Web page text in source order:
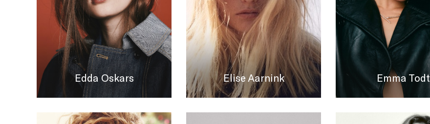
Edda Oskars Elise Aarnink Emma Todt